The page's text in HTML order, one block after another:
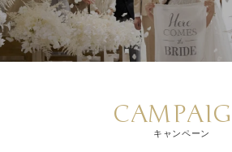
キャンペーン